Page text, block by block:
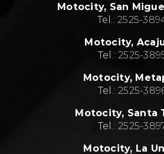
Motocity, San
Tel.:2525-
Motocity,
Tel.:2525-
Motocity,
Tel.:2525-
Motocity, Santa
Tel.:2525-
Motocity, La